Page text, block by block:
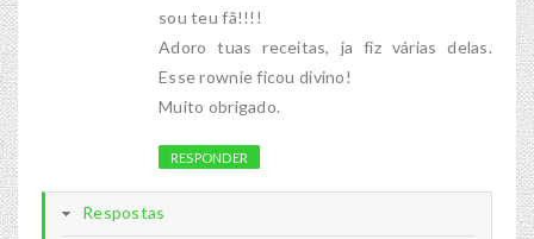
sou teu fã!!!!
Adoro tuas receitas, ja fiz várias delas.
Esse rownie ficou divino!
Muito obrigado.
RESPONDER
Respostas